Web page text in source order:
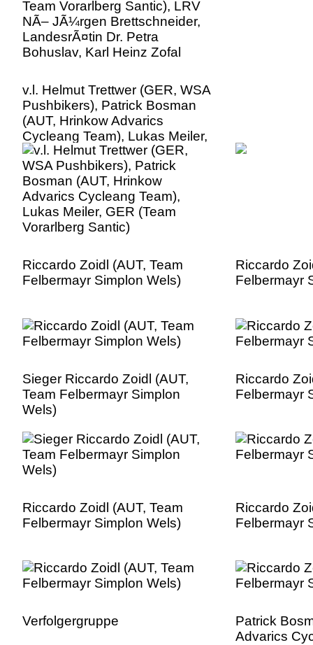
v.l. Helmut Trettwer (GER, WSA
Pushbikers), Patrick Bosman
(AUT, Hrinkow Advarics
Cycleang Team), Lukas Meiler,
GER (Team Vorarlberg Santic)
Riccardo Zoidl (AUT, Team
Felbermayr Simplon Wels)
Riccardo
Felbermayr
Sieger Riccardo Zoidl (AUT,
Team Felbermayr Simplon
Wels)
Riccardo
Felbermayr
Riccardo Zoidl (AUT, Team
Felbermayr Simplon Wels)
Riccardo
Felbermayr
Verfolgergruppe
Patrick
Advarics